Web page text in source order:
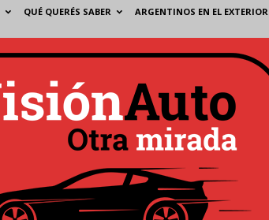
QUÉ QUERÉS SABER ARGENTINOS EN EL EXTERIOR